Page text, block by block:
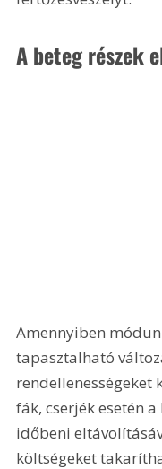
A beteg részek
Amennyiben
tapasztalható
rendellenességeket
fák, cserjék esetén
időbeni
költségeket